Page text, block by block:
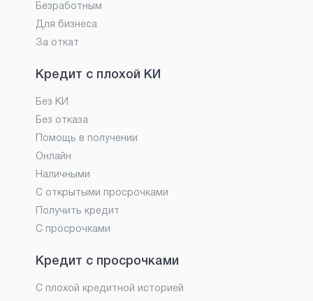
Безработным
Для бизнеса
За откат
Кредит с плохой КИ
Без КИ
Без отказа
Помощь в получении
Онлайн
Наличными
С открытыми просрочками
Получить кредит
С просрочками
Кредит с просрочками
С плохой кредитной историей